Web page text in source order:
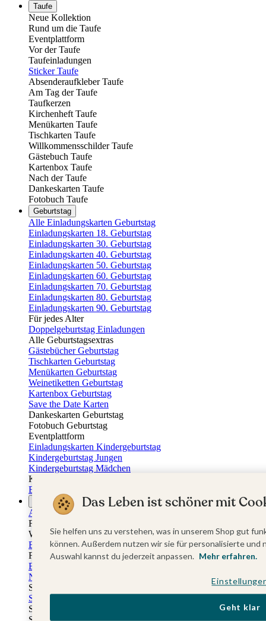
Taufe
Neue Kollektion
Rund um die Taufe
Eventplattform
Vor der Taufe
Taufeinladungen
Sticker Taufe
Absenderaufkleber Taufe
Am Tag der Taufe
Taufkerzen
Kirchenheft Taufe
Menükarten Taufe
Tischkarten Taufe
Willkommensschilder Taufe
Gästebuch Taufe
Kartenbox Taufe
Nach der Taufe
Dankeskarten Taufe
Fotobuch Taufe
Geburtstag
Alle Einladungskarten Geburtstag
Einladungskarten 18. Geburtstag
Einladungskarten 30. Geburtstag
Einladungskarten 40. Geburtstag
Einladungskarten 50. Geburtstag
Einladungskarten 60. Geburtstag
Einladungskarten 70. Geburtstag
Einladungskarten 80. Geburtstag
Einladungskarten 90. Geburtstag
Für jedes Alter
Doppelgeburtstag Einladungen
Alle Geburtstagsextras
Gästebücher Geburtstag
Tischkarten Geburtstag
Menükarten Geburtstag
Weinetiketten Geburtstag
Kartenbox Geburtstag
Save the Date Karten
Dankeskarten Geburtstag
Fotobuch Geburtstag
Eventplattform
Einladungskarten Kindergeburtstag
Kindergeburtstag Jungen
Kindergeburtstag Mädchen
Kindergeburtstag Unisex
Einladungskarten 1. Geburtstag
Fotogeschenke
Alle Fotogeschenke
Fotobücher
Wandbilder & Poster
Bilderboxen
Fotohalter
Bilderrahmen
Notizbücher
Stoffeinband mit Foto
Softcover mit Foto
Stoffeinband mit Veredelung
Das Leben ist schöner mit
Sie helfen uns zu verstehen, was in unserem Shop gut
können. Außerdem nutzen wir sie für personalisierte
Auswahl kannst du jederzeit anpassen. Mehr erfahren.
Geht klar